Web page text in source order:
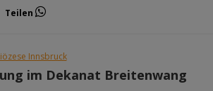
Teilen
Innsbruck
im Dekanat Breitenwang